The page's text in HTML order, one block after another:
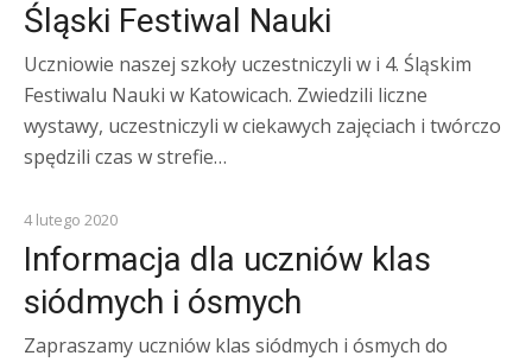
Śląski Festiwal Nauki
Uczniowie naszej szkoły uczestniczyli w i 4. Śląskim
Festiwalu Nauki w Katowicach. Zwiedzili liczne
wystawy, uczestniczyli w ciekawych zajęciach i twórczo
spędzili czas w strefie…
KOMUNIKATY
4 lutego 2020
Informacja dla uczniów klas
siódmych i ósmych
Zapraszamy uczniów klas siódmych i ósmych do